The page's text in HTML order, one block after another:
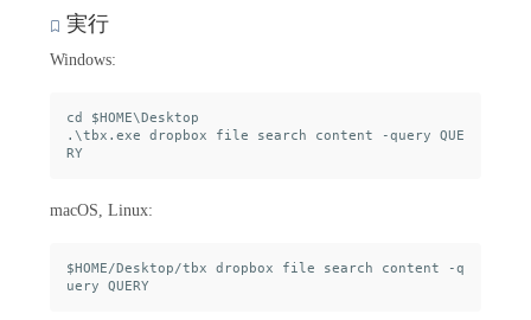
実行
Windows:
cd $HOME\Desktop
.\tbx.exe dropbox file search content -query QUE
macOS, Linux:
$HOME/Desktop/tbx dropbox file search content -q